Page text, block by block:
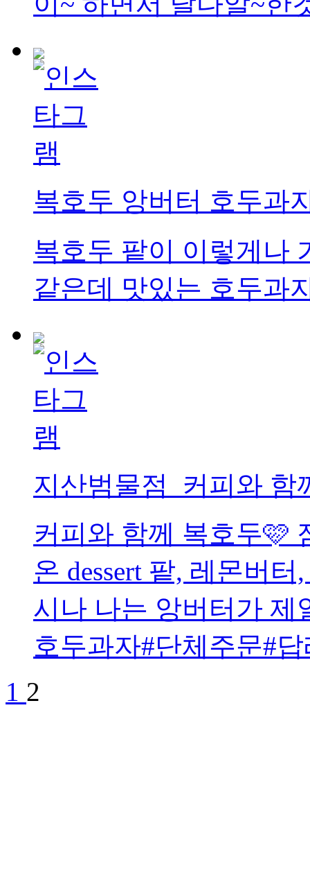
복호두 앙버터 호두과
복호두 팥이 이렇게나
같은데 맛있는 호두과
지산범물점_커피와 함
커피와 함께 복호두🩷
온 dessert 팥, 레몬버
시나 나는 앙버터가
호두과자#단체주문#
1 2